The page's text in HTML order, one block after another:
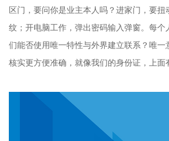
区门，要问你是业主本人吗？进家门，要
纹；开电脑工作，弹出密码输入弹窗。每个
们能否使用唯一特性与外界建立联系？唯一
核实更方便准确，就像我们的身份证，上面